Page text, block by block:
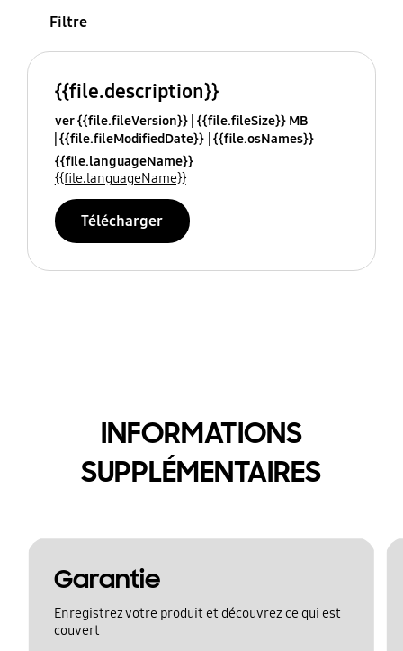
Filtre
{{file.description}}
ver {{file.fileVersion}} {{file.fileSize}} MB
{{file.fileModifiedDate}} {{file.osNames}}
{{file.languageName}}
{{file.languageName}}
Télécharger
INFORMATIONS
SUPPLÉMENTAIRES
Garantie
Enregistrez votre produit et découvrez ce qui est
couvert